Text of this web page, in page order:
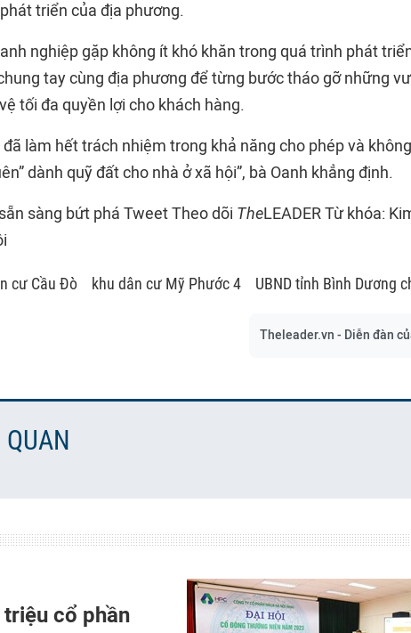
triển của địa phương.
nghiệp gặp không ít khó khăn trong quá trình phát
tay cùng địa phương để từng bước tháo gỡ những
tối đa quyền lợi cho khách hàng.
đã làm hết trách nhiệm trong khả năng cho phép và
dành quỹ đất cho nhà ở xã hội”, bà Oanh khẳng định.
sàng bứt phá Tweet Theo dõi TheLEADER Từ khóa:
cư Cầu Đò khu dân cư Mỹ Phước 4 UBND tỉnh Bình Dương
Theleader.vn - Diễn đàn
triệu cổ phần